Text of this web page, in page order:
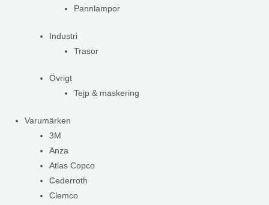
Pannlampor
Industri
Trasor
Övrigt
Tejp & maskering
Varumärken
3M
Anza
Atlas Copco
Cederroth
Clemco